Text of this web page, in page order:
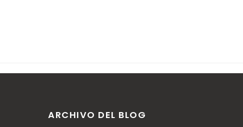
ARCHIVO DEL BLOG